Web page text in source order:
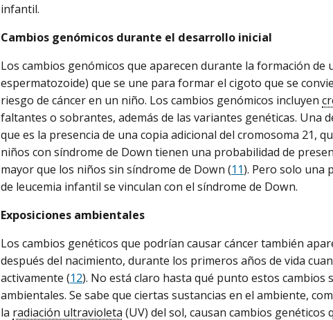
infantil.
Cambios genómicos durante el desarrollo inicial
Los cambios genómicos que aparecen durante la formación de
espermatozoide) que se une para formar el cigoto que se
riesgo de cáncer en un niño. Los cambios genómicos incluyen
faltantes o sobrantes, además de las variantes genéticas. Una
que es la presencia de una copia adicional del cromosoma 21,
niños con síndrome de Down tienen una probabilidad de
mayor que los niños sin síndrome de Down (11). Pero solo una
de leucemia infantil se vinculan con el síndrome de Down.
Exposiciones ambientales
Los cambios genéticos que podrían causar cáncer también
después del nacimiento, durante los primeros años de vida
activamente (12). No está claro hasta qué punto estos cambios
ambientales. Se sabe que ciertas sustancias en el ambiente,
la radiación ultravioleta (UV) del sol, causan cambios genéticos